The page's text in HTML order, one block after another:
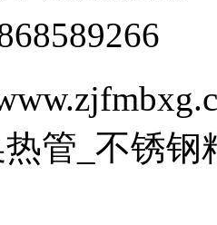
管_不锈